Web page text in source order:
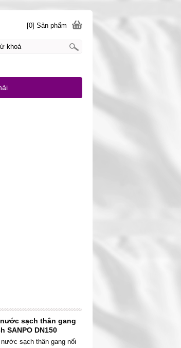
sạch thân gang
SANPO DN150
[0] Sản phẩm